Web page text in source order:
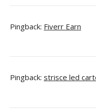
Pingback: Fiverr Earn
Pingback: strisce led